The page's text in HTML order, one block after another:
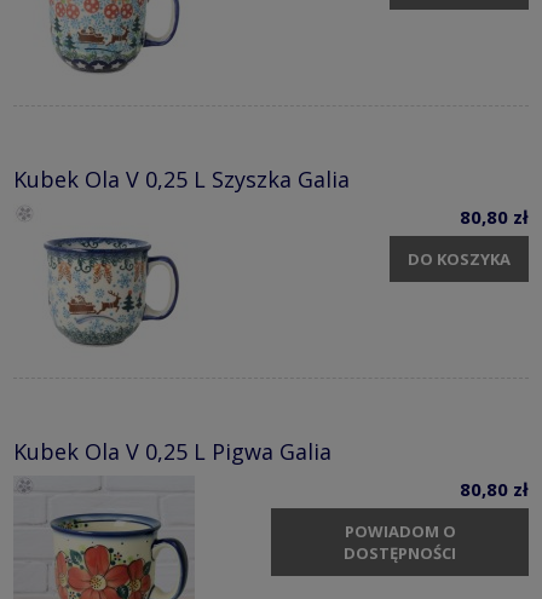
Kubek Ola V 0,25 L Szyszka Galia
80,80 zł
DO KOSZYKA
Kubek Ola V 0,25 L Pigwa Galia
80,80 zł
POWIADOM O
DOSTĘPNOŚCI